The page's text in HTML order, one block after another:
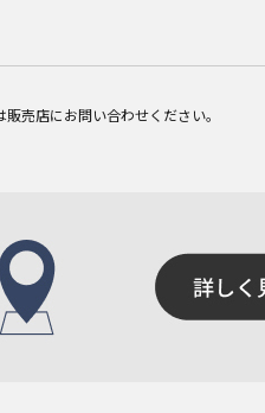
売店にお問い合わせください。